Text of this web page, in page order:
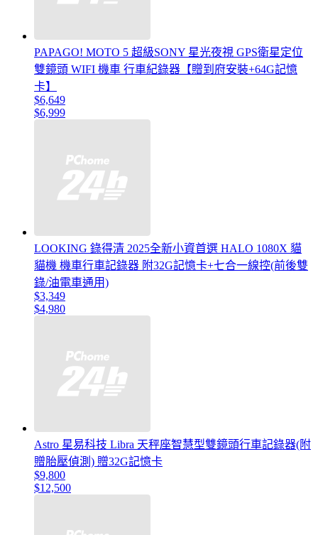
PAPAGO! MOTO 5 超級SONY 星光夜視 GPS衛星定位
雙鏡頭 WIFI 機車 行車紀錄器【贈到府安裝+64G記憶
卡】
$6,649
$6,999
LOOKING 錄得清 2025全新小資首選 HALO 1080X 貓
貓機 機車行車記錄器 附32G記憶卡+七合一線控(前後雙
錄/油電車通用)
$3,349
$4,980
Astro 星易科技 Libra 天秤座智慧型雙鏡頭行車記錄器(附
贈胎壓偵測) 贈32G記憶卡
$9,800
$12,500